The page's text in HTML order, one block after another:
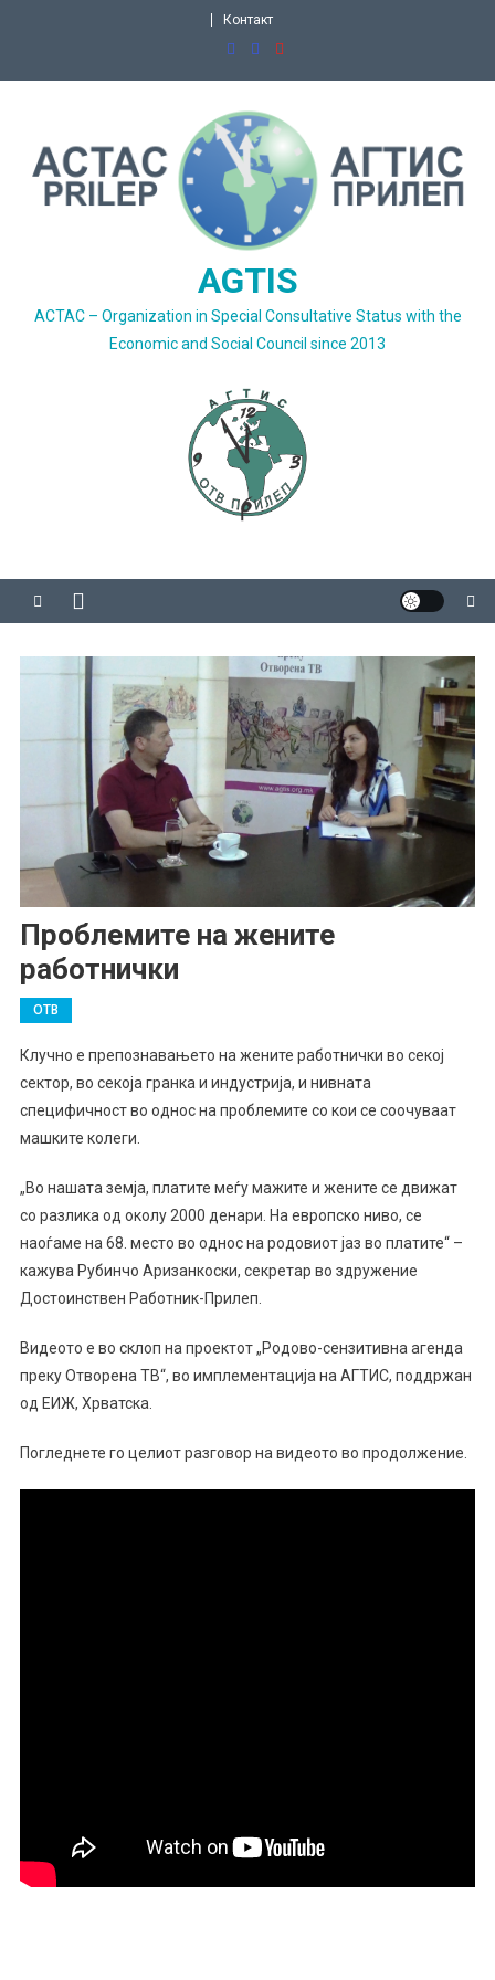
Контакт
AGTIS
ACTAC – Organization in Special Consultative Status with the
Economic and Social Council since 2013
Проблемите на жените
работнички
ОТВ
Клучно е препознавањето на жените работнички во секој
сектор, во секоја гранка и индустрија, и нивната
специфичност во однос на проблемите со кои се соочуваат
машките колеги.
„Во нашата земја, платите меѓу мажите и жените се движат
со разлика од околу 2000 денари. На европско ниво, се
наоѓаме на 68. место во однос на родовиот јаз во платите“ –
кажува Рубинчо Аризанкоски, секретар во здружение
Достоинствен Работник-Прилеп.
Видеото е во склоп на проектот „Родово-сензитивна агенда
преку Отворена ТВ“, во имплементација на АГТИС, поддржан
од ЕИЖ, Хрватска.
Погледнете го целиот разговор на видеото во продолжение.